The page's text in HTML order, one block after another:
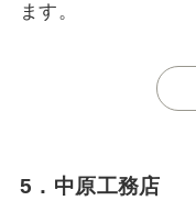
ます。
5．中原工務店